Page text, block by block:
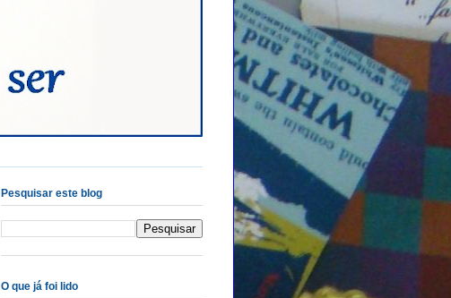
Pesquisar este blog
O que já foi lido